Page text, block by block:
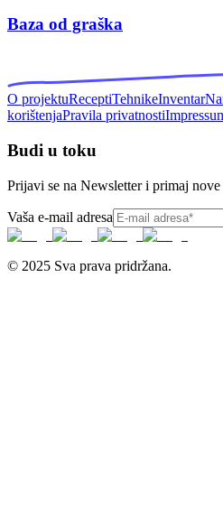
Baza od graška
O projektuReceptiTehnikeInventar
korištenjaPravila privatnosti
Budi u toku
Prijavi se na Newsletter i primaj
Vaša e-mail adresa
© 2025 Sva prava pridržana.